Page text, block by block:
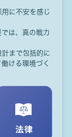
用に不安を感じ
は、 真の戦力
まで包括的に
ける環境づく